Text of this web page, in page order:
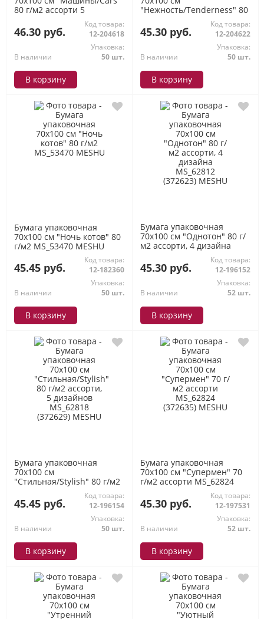
80 г/м2 ассорти 5
дизайнов MS_62806
MESHU
46.30 руб.
Код товара:
12-204618
В наличии
Упаковка:
50 шт.
В корзину
"Нежность/Tenderness" 80
г/м2 асс., 5 диз. MS_62804
(372615) MESHU
45.30 руб.
Код товара:
12-204622
В наличии
Упаковка:
50 шт.
В корзину
Бумага упаковочная
70х100 см "Ночь котов" 80
г/м2 MS_53470 MESHU
45.45 руб.
Код товара:
12-182360
В наличии
Упаковка:
50 шт.
В корзину
Бумага упаковочная
70х100 см "Однотон" 80 г/
м2 ассорти, 4 дизайна
MS_62812 (372623) MESHU
45.30 руб.
Код товара:
12-196152
В наличии
Упаковка:
52 шт.
В корзину
Бумага упаковочная
70х100 см
"Стильная/Stylish" 80 г/м2
ассорти, 5 дизайнов
MS_62818 (372629) MESHU
45.45 руб.
Код товара:
12-196154
В наличии
Упаковка:
50 шт.
В корзину
Бумага упаковочная
70х100 см "Супермен" 70
г/м2 ассорти MS_62824
45.30 руб.
Код товара:
12-197531
В наличии
Упаковка:
52 шт.
В корзину